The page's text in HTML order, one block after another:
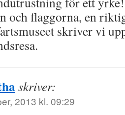
och flaggorna, en
skriver vi
skriver:
2013 kl. 09:29